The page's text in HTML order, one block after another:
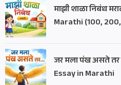
माझी शाळा निबंध
Marathi (100,
जर मला पंख असते तर
Essay in Marathi